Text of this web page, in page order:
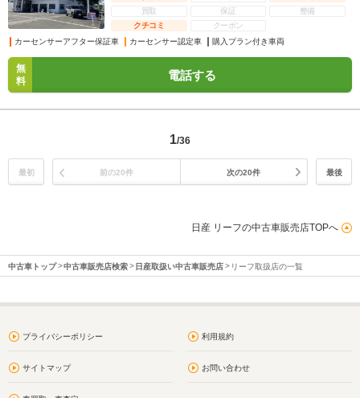
買取
保証
整備
クチコミ
クーポン
カーセンサーアフター保証車
カーセンサー認定車 購入プラン付き車両
無
料
電話する
1/36
最初 前の20件 次の20件 最後
日産 リーフの中古車販売店TOPへ
中古車トップ 中古車販売店検索 日産取扱い中古車販売店 リーフ取扱店の一覧
プライバシーポリシー 利用規約
サイトマップ お問い合わせ